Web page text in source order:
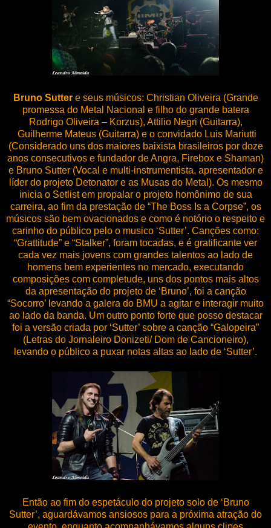
Bruno Sutter e seus músicos: Christian Oliveira (Grande
promessa do Metal Nacional e filho do grande batera
Rodrigo Oliveira – Korzus), Attilio Negri (Guitarra),
Guilherme Mateus (Guitarra) e o convidado Luis Mariutti
(Considerado uns dos maiores baixista brasileiros por doze
anos consecutivos e fundador de Angra, Firebox e Shaman)
e Bruno Sutter (Vocal e multi-instrumentista, apresentador e
líder do projeto Detonator e as Musas do Metal). Os mesmo
inicia o Setlist em propalar o projeto homônimo de sua
carreira, ao fim da prestação de “The Boss Is a Corpse”, os
músicos são bem ovacionados e como é notório o respeito e
carinho do público pelo o musico ‘Sutter’. Canções como:
“Grattitude” e “Stalker”, foram tocadas, e é gratificante ver
cada vez mais jovens com grandes talentos ao lado de
homens bem experientes no mercado, executando
composições com completude, uns dos pontos mais altos
da apresentação do projeto de ‘Bruno’, foi a canção
“Socorro’ levando a galera do BMU a agitar e interagir muito
ao lado da banda. Um outro ponto forte que posso destacar
foi a versão criada por ‘Sutter’ sobre a canção “Galopeira”
(Letras do Jornaleiro Donizeti/ Dom de Cancioneiro),
levando o público a puxar notas altas ao lado de ‘Sutter’.
Então ao fim do espetáculo do projeto solo de ‘Bruno
Sutter’, aguardávamos ansiosos para a próxima atração do